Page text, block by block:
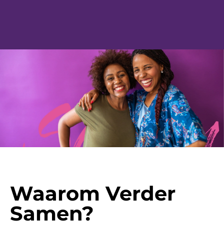
Waarom Verder
Samen?